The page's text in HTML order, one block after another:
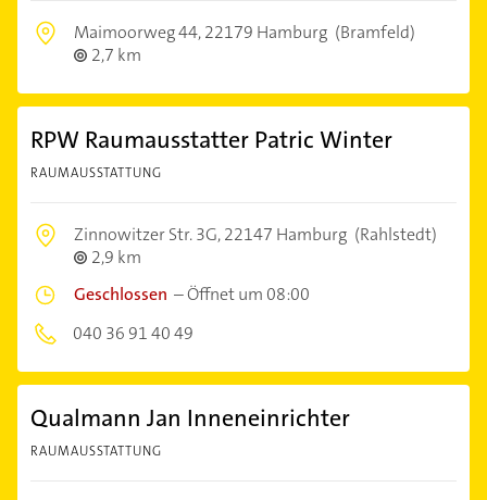
Maimoorweg 44,22179 Hamburg (Bramfeld)
2,7 km
RPW Raumausstatter Patric Winter
RAUMAUSSTATTUNG
Zinnowitzer Str. 3G,22147 Hamburg (Rahlstedt)
2,9 km
Geschlossen –Öffnet um 08:00
040 36 91 40 49
Qualmann Jan Inneneinrichter
RAUMAUSSTATTUNG